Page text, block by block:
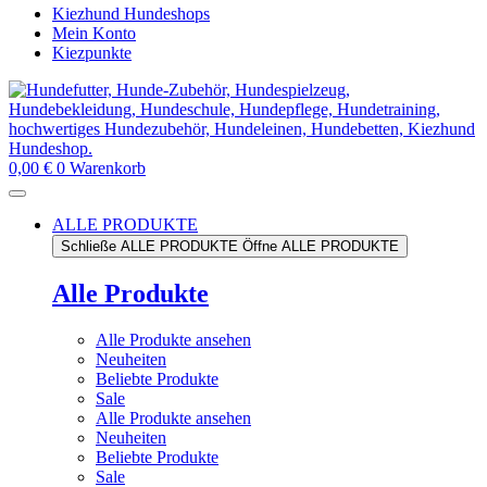
Kiezhund Hundeshops
Mein Konto
Kiezpunkte
0,00 € 0 Warenkorb
ALLE PRODUKTE
Schließe ALLE PRODUKTE Öffne ALLE PRODUKTE
Alle Produkte
Alle Produkte ansehen
Neuheiten
Beliebte Produkte
Sale
Alle Produkte ansehen
Neuheiten
Beliebte Produkte
Sale